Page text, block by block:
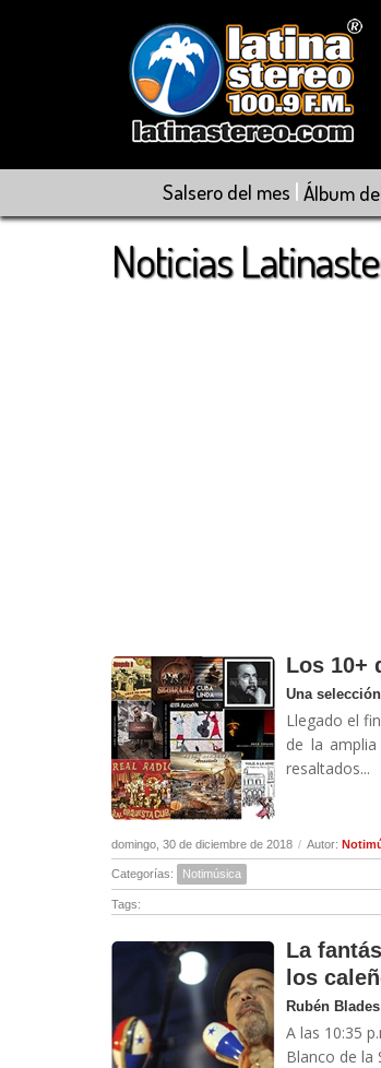
Salsero del mes | Álbum
Noticias
Los 10+
Una
Llegado el
de la
resaltados...
domingo, 30 de diciembre de 2018 / Autor:
Categorías: Notimúsica
Tags:
La
los
Rubén
A las 10:35
Blanco de la